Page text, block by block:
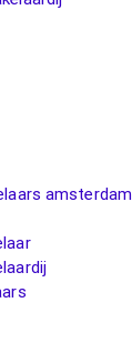
amsterdam